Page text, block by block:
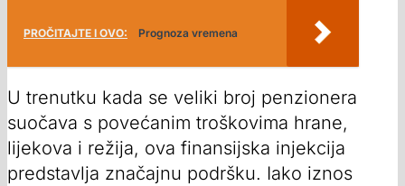
PROČITAJTE I OVO: Prognoza vremena
U trenutku kada se veliki broj penzionera
suočava s povećanim troškovima hrane,
lijekova i režija, ova finansijska injekcija
predstavlja značajnu podršku. Iako iznos